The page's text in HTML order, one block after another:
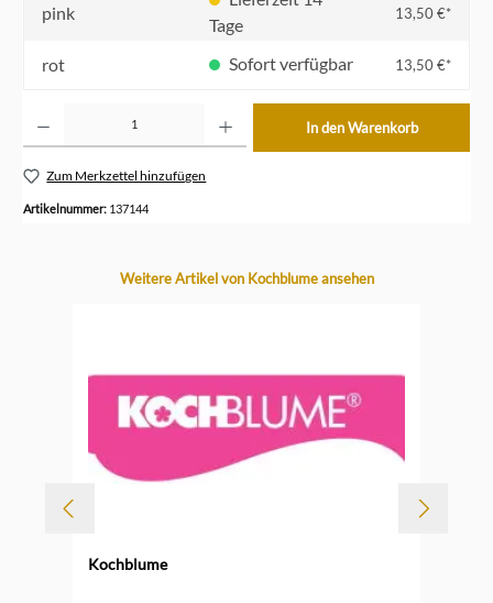
pink
Tage
13,50 €*
rot Sofort verfügbar 13,50 €*
In den Warenkorb
Zum Merkzettel hinzufügen
Artikelnummer: 137144
Produktgalerie überspringen
Weitere Artikel von Kochblume ansehen
Kochblume